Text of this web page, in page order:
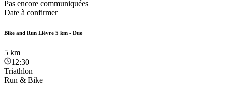
Pas encore communiquées
Date à confirmer
Bike and Run Lièvre 5 km - Duo
5 km
12:30
Triathlon
Run & Bike